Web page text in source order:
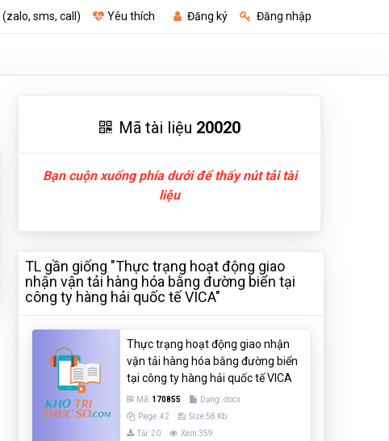
(zalo, sms, call) Yêu thích Đăng ký Đăng nhập
Mã tài liệu 20020
Bạn cuộn xuống phía dưới để thấy nút tải tài
liệu
TL gần giống "Thực trạng hoạt động giao
nhận vận tải hàng hóa bằng đường biển tại
công ty hàng hải quốc tế VICA"
Thực trạng hoạt động giao nhận
vận tải hàng hóa bằng đường biển
tại công ty hàng hải quốc tế VICA
Mã: 170855
Dạng:.docx
Page: 42
Size:58 Kb
Tải: 20
Xem:359